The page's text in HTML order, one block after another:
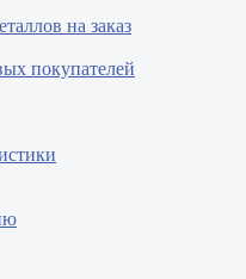
на заказ
покупателей